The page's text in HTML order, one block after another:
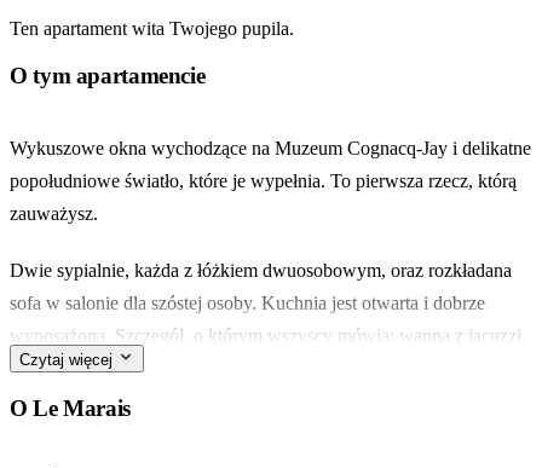
Ten apartament wita Twojego pupila.
O tym apartamencie
Wykuszowe okna wychodzące na Muzeum Cognacq-Jay i delikatne
popołudniowe światło, które je wypełnia. To pierwsza rzecz, którą
zauważysz.
Dwie sypialnie, każda z łóżkiem dwuosobowym, oraz rozkładana
sofa w salonie dla szóstej osoby. Kuchnia jest otwarta i dobrze
wyposażona. Szczegół, o którym wszyscy mówią: wanna z jacuzzi,
czekająca po długim dniu na brukowanych uliczkach.
Czytaj więcej
O Le Marais